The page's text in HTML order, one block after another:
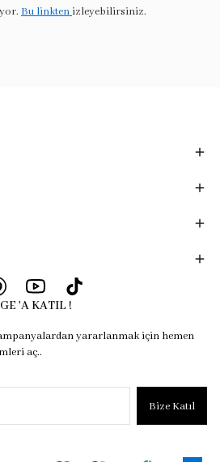
Bu linkten izleyebilirsiniz.
'A KATIL !
yararlanmak için hemen
aç..
Bize Katıl